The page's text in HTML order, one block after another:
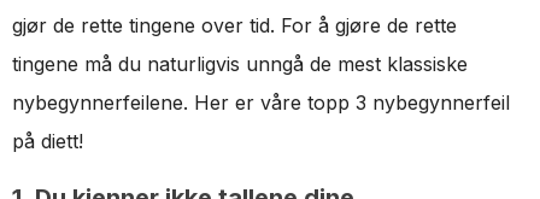
gjør de rette tingene over tid. For å gjøre de rette
tingene må du naturligvis unngå de mest klassiske
nybegynnerfeilene. Her er våre topp 3 nybegynnerfeil
på diett!